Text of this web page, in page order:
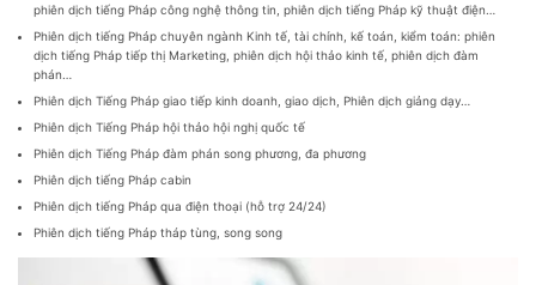
phiên dịch tiếng Pháp công nghệ thông tin, phiên dịch tiếng Pháp kỹ thuật điện…
Phiên dịch tiếng Pháp chuyên ngành Kinh tế, tài chính, kế toán, kiểm toán: phiên
dịch tiếng Pháp tiếp thị Marketing, phiên dịch hội thảo kinh tế, phiên dịch đàm
phán…
Phiên dịch Tiếng Pháp giao tiếp kinh doanh, giao dịch, Phiên dịch giảng dạy…
Phiên dịch Tiếng Pháp hội thảo hội nghị quốc tế
Phiên dịch Tiếng Pháp đàm phán song phương, đa phương
Phiên dịch tiếng Pháp cabin
Phiên dịch tiếng Pháp qua điện thoại (hỗ trợ 24/24)
Phiên dịch tiếng Pháp tháp tùng, song song